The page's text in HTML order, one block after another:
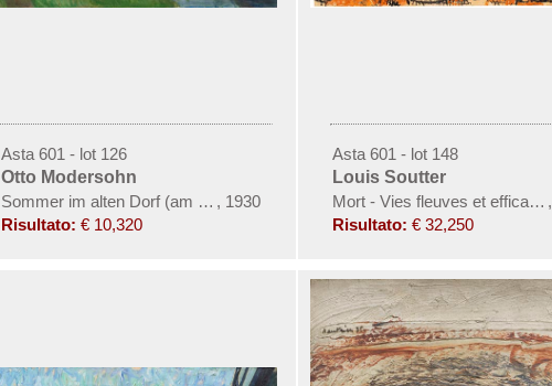
Asta 601 - lot 126
Otto Modersohn
Sommer im alten Dorf (am Ortseingang von Fischerhude)
, 1930
Risultato: € 10,320
Asta 601 - lot 148
Louis Soutter
Mort - Vies fleuves et efficaces,
Risultato: € 32,250